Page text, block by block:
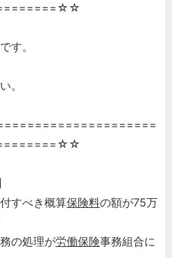
す。
。
すべき概算保険料の額が75万
の処理が労働保険事務組合に